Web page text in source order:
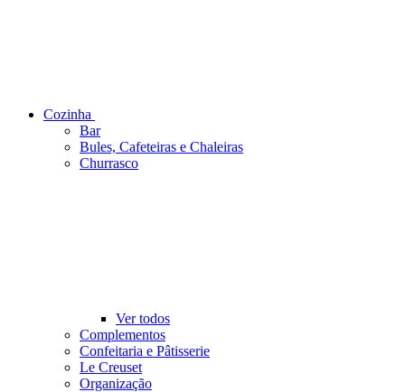
Cozinha
Bar
Bules, Cafeteiras e Chaleiras
Churrasco
Ver todos
Complementos
Confeitaria e Pâtisserie
Le Creuset
Organização